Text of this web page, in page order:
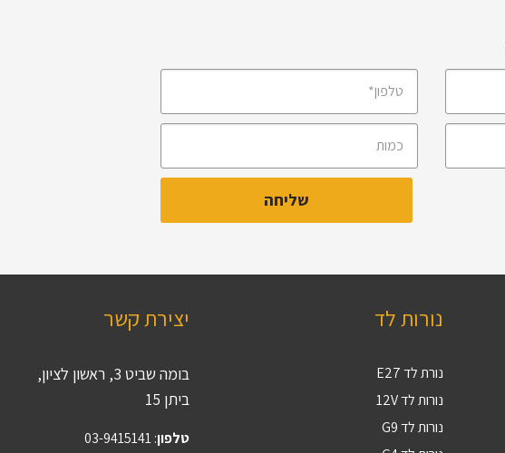
נורות לד
נורת לד E27
נורות לד 12V
נורות לד G9
יצירת קשר
בומה שביט 3, ראשון לציון,
ביתן 15
טלפון:
03-9415141